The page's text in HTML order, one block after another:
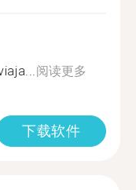
阅读更多
下载软件